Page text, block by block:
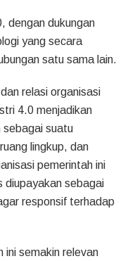
dengan dukungan
yang secara
satu sama lain.
relasi organisasi
4.0 menjadikan
sebagai suatu
lingkup, dan
pemerintah ini
diupayakan sebagai
responsif terhadap
ini semakin relevan